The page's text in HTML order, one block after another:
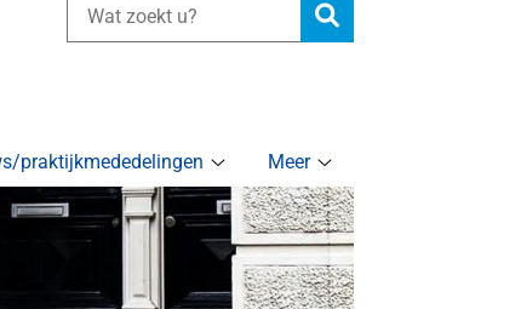
Zoeken
praktijkmededelingen
Nieuws/praktijkmededelingen
submenu
Meer
Meer
submenu